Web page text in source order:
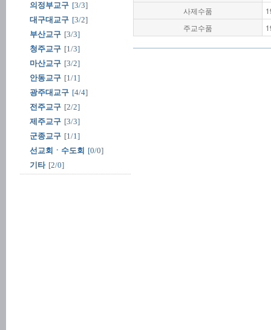
의정부교구 [3/3]
대구대교구 [3/2]
부산교구 [3/3]
청주교구 [1/3]
마산교구 [3/2]
안동교구 [1/1]
광주대교구 [4/4]
전주교구 [2/2]
제주교구 [3/3]
군종교구 [1/1]
선교회ㆍ수도회 [0/0]
기타 [2/0]
사제수품
주교수품